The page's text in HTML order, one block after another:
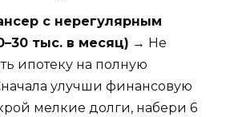
с нерегулярным
тыс. в месяц) → Не
ипотеку на полную
улучши финансовую
мелкие долги, набери 6